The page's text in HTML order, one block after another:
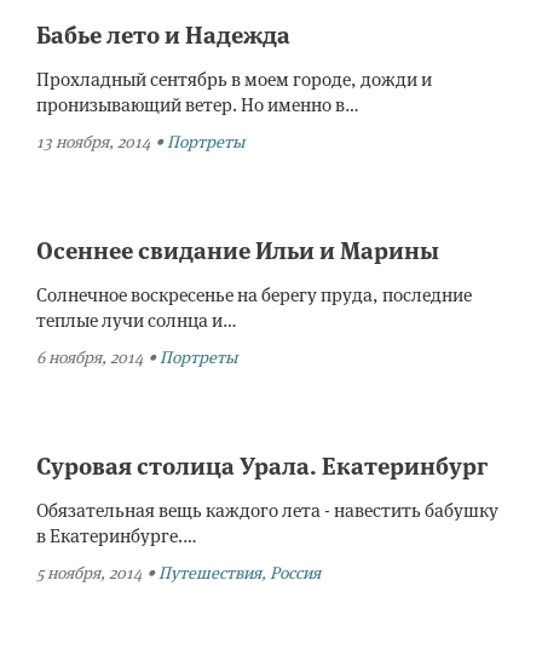
Бабье лето и Надежда
Прохладный сентябрь в моем городе, дожди и
пронизывающий ветер. Но именно в…
13 ноября, 2014 •Портреты
Осеннее свидание Ильи и Марины
Солнечное воскресенье на берегу пруда, последние
теплые лучи солнца и…
6 ноября, 2014 •Портреты
Суровая столица Урала. Екатеринбург
Обязательная вещь каждого лета - навестить бабушку
в Екатеринбурге.…
5 ноября, 2014 •Путешествия, Россия